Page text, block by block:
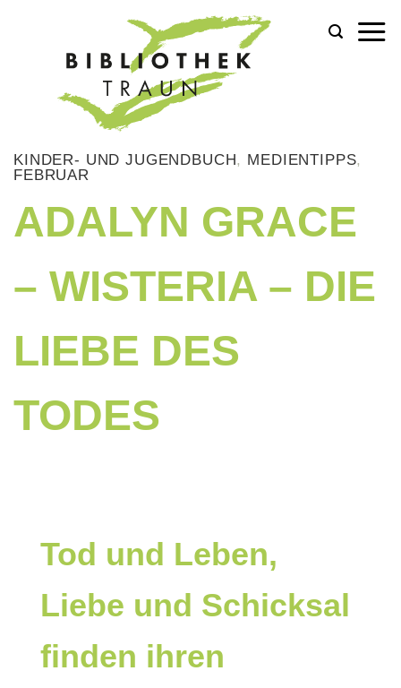
KINDER- UND JUGENDBUCH, MEDIENTIPPS,
FEBRUAR
ADALYN GRACE
– WISTERIA – DIE
LIEBE DES
TODES
Tod und Leben,
Liebe und Schicksal
finden ihren